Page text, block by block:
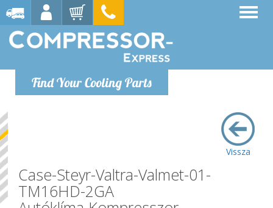
Find Your Cooling Parts
Vissza
Case-Steyr-Valtra-Valmet-01-
TM16HD-2GA